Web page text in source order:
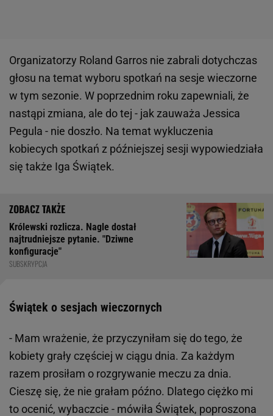
Organizatorzy Roland Garros nie zabrali dotychczas
głosu na temat wyboru spotkań na sesje wieczorne
w tym sezonie. W poprzednim roku zapewniali, że
nastąpi zmiana, ale do tej - jak zauważa Jessica
Pegula - nie doszło. Na temat wykluczenia
kobiecych spotkań z późniejszej sesji wypowiedziała
się także Iga Świątek.
Królewski rozlicza. Nagle dostał
najtrudniejsze pytanie. "Dziwne
konfiguracje"
SUBSKRYPCJA
Świątek o sesjach wieczornych
- Mam wrażenie, że przyczyniłam się do tego, że
kobiety grały częściej w ciągu dnia. Za każdym
razem prosiłam o rozgrywanie meczu za dnia.
Cieszę się, że nie grałam późno. Dlatego ciężko mi
to ocenić, wybaczcie - mówiła Świątek, poproszona